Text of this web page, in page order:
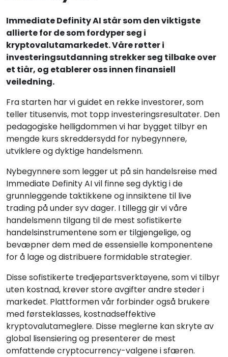
Immediate Definity AI står som den viktigste
allierte for de som fordyper seg i
kryptovalutamarkedet. Våre røtter i
investeringsutdanning strekker seg tilbake over
et tiår, og etablerer oss innen finansiell
veiledning.
Fra starten har vi guidet en rekke investorer, som
teller titusenvis, mot topp investeringsresultater. Den
pedagogiske helligdommen vi har bygget tilbyr en
mengde kurs skreddersydd for nybegynnere,
utviklere og dyktige handelsmenn.
Nybegynnere som legger ut på sin handelsreise med
Immediate Definity AI vil finne seg dyktig i de
grunnleggende taktikkene og innsiktene til live
trading på under syv dager. I tillegg gir vi våre
handelsmenn tilgang til de mest sofistikerte
handelsinstrumentene som er tilgjengelige, og
bevæpner dem med de essensielle komponentene
for å lage og distribuere formidable strategier.
Disse sofistikerte tredjepartsverktøyene, som vi tilbyr
uten kostnad, krever store avgifter andre steder i
markedet. Plattformen vår forbinder også brukere
med førsteklasses, kostnadseffektive
kryptovalutameglere. Disse meglerne kan skryte av
global lisensiering og presenterer de mest
omfattende cryptocurrency-valgene i sfæren.